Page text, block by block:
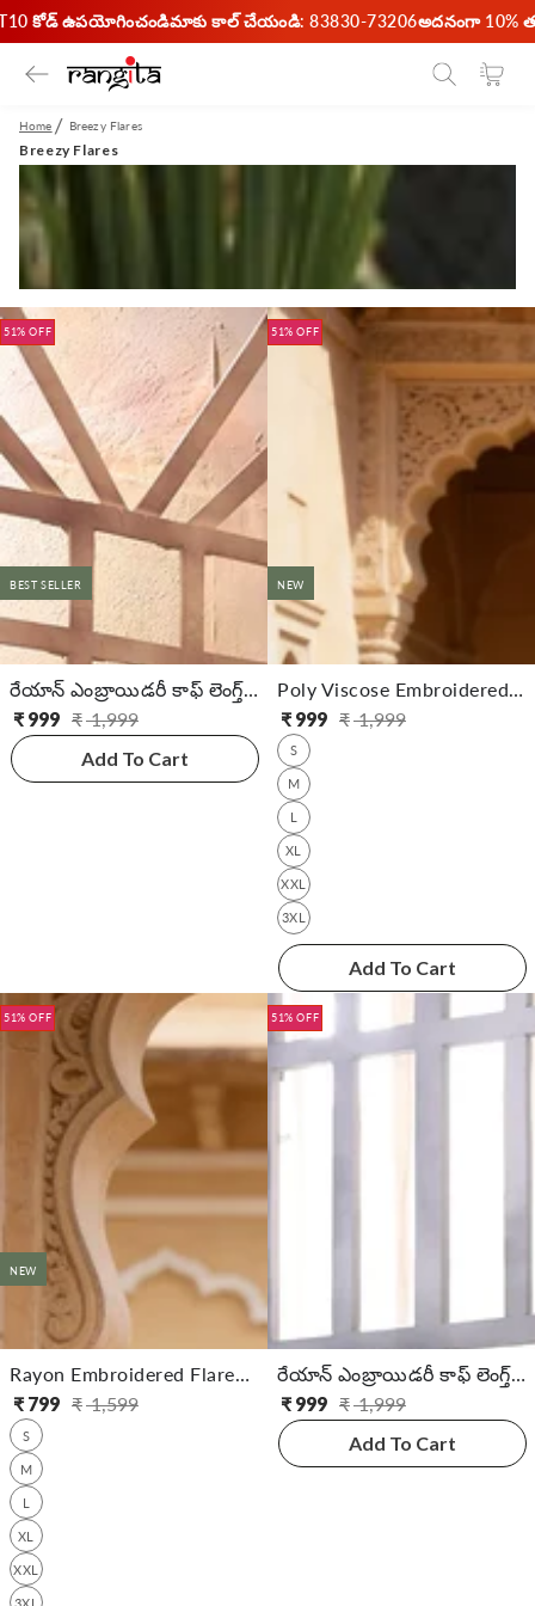
కంటెంట్‌కి దాటవేయండి
కోడ్ ఉపయోగించండిమాకు కాల్ చేయండి: 83830-73206అదనంగా 10%
బండి
Home Breezy Flares
Breezy Flares
BEST SELLER
రేయాన్ ఎంబ్రాయిడరీ కాఫ్ లెంగ్త్ ఫ్లేర్డ్ కుర్తా
₹1,999
సాధారణ
ధర
అమ్ముడు
ధర
₹ 999
Add To Cart
51% OFF
NEW
Poly Viscose Embroidered Flared Calf Length Dress
₹1,999
సాధారణ
అమ్ముడు
₹ 999
S
M
L
XL
XXL
3XL
Add To Cart
51% OFF
NEW
Rayon Embroidered Flared Calf Length Kurta
₹1,599
సాధారణ
అమ్ముడు
₹ 799
S
M
L
XL
XXL
51% OFF
రేయాన్ ఎంబ్రాయిడరీ కాఫ్ లెంగ్త్ ఫ్లేర్డ్ కుర్తా
₹1,999
సాధారణ
ధర
అమ్ముడు
ధర
₹ 999
Add To Cart
51% OFF